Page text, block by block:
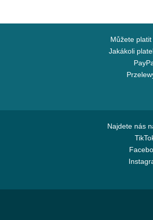
Můžete
Jakákoli
Najdete nás